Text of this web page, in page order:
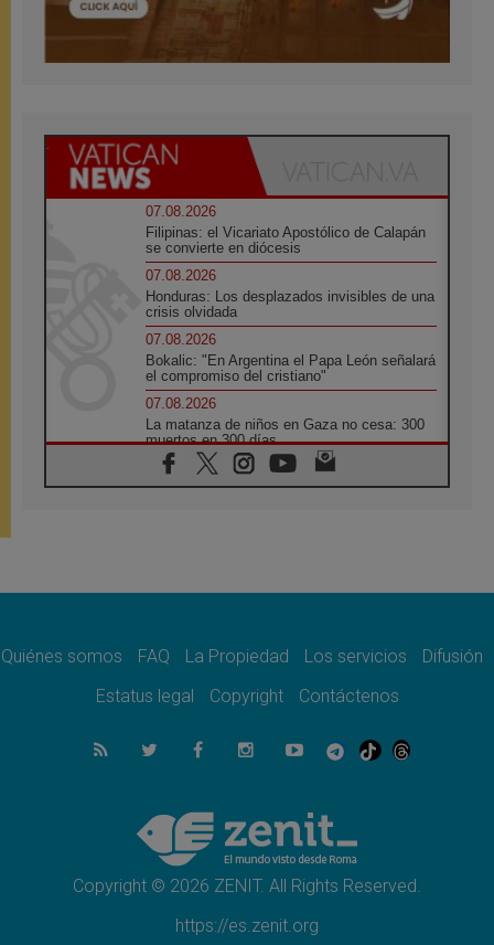
07.08.2026
Filipinas: el Vicariato Apostólico de Calapán
se convierte en diócesis
07.08.2026
Honduras: Los desplazados invisibles de una
crisis olvidada
07.08.2026
Bokalic: "En Argentina el Papa León señalará
el compromiso del cristiano"
07.08.2026
La matanza de niños en Gaza no cesa: 300
muertos en 300 días
07.08.2026
Tagle: La guerra desfigura el mundo, solo la
como misión al servicio del Evangelio
SIGNIS 2026, dar voz a las religiosas en el
07.08.2026
Lanzan un proyecto de empoderamiento
Programa oficial del Viaje Apostólico del
Papa León XIV a Francia
Quiénes somos FAQ La Propiedad Los servicios
Difusión
Estatus legal
Copyright Contáctenos
Copyright © 2026 ZENIT. All Rights Reserved.
https://es.zenit.org